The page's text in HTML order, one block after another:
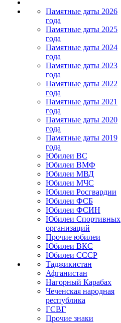
Памятные даты 2026
года
Памятные даты 2025
года
Памятные даты 2024
года
Памятные даты 2023
года
Памятные даты 2022
года
Памятные даты 2021
года
Памятные даты 2020
года
Памятные даты 2019
года
Юбилеи ВС
Юбилеи ВМФ
Юбилеи МВД
Юбилеи МЧС
Юбилеи Росгвардии
Юбилеи ФСБ
Юбилеи ФСИН
Юбилеи Спортивных
организаций
Прочие юбилеи
Юбилеи ВКС
Юбилеи СССР
Таджикистан
Афганистан
Нагорный Карабах
Чеченская народная
республика
ГСВГ
Прочие знаки